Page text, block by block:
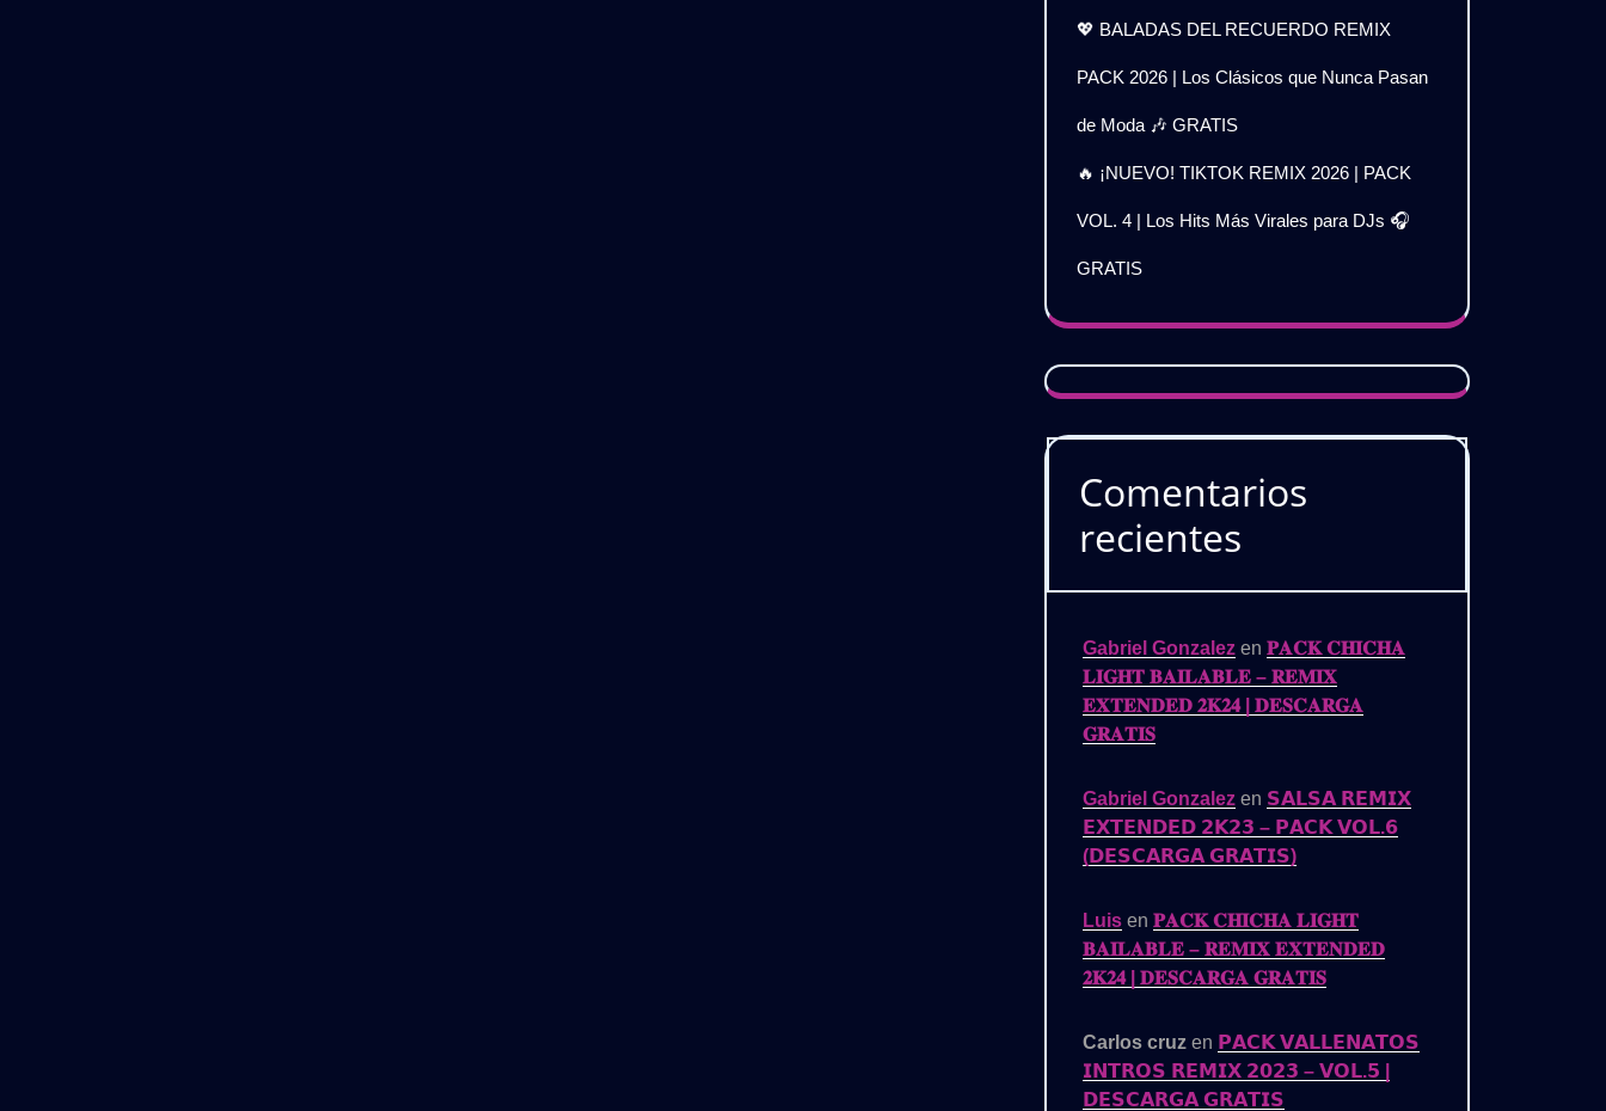
💖 BALADAS DEL RECUERDO REMIX
PACK 2026 | Los Clásicos que Nunca Pasan
de Moda 🎶 GRATIS
🔥 ¡NUEVO! TIKTOK REMIX 2026 | PACK
VOL. 4 | Los Hits Más Virales para DJs 🎧
GRATIS
Comentarios
recientes
Gabriel Gonzalez en 𝐏𝐀𝐂𝐊 𝐂𝐇𝐈𝐂𝐇𝐀
𝐋𝐈𝐆𝐇𝐓 𝐁𝐀𝐈𝐋𝐀𝐁𝐋𝐄 – 𝐑𝐄𝐌𝐈𝐗
𝐄𝐗𝐓𝐄𝐍𝐃𝐄𝐃 𝟐𝐊𝟐𝟒 | 𝐃𝐄𝐒𝐂𝐀𝐑𝐆𝐀
𝐆𝐑𝐀𝐓𝐈𝐒
Gabriel Gonzalez en 𝗦𝗔𝗟𝗦𝗔 𝗥𝗘𝗠𝗜𝗫
𝗘𝗫𝗧𝗘𝗡𝗗𝗘𝗗 𝟮𝗞𝟮𝟯 – 𝗣𝗔𝗖𝗞 𝗩𝗢𝗟.𝟲
(𝗗𝗘𝗦𝗖𝗔𝗥𝗚𝗔 𝗚𝗥𝗔𝗧𝗜𝗦)
Luis en 𝐏𝐀𝐂𝐊 𝐂𝐇𝐈𝐂𝐇𝐀 𝐋𝐈𝐆𝐇𝐓
𝐁𝐀𝐈𝐋𝐀𝐁𝐋𝐄 – 𝐑𝐄𝐌𝐈𝐗 𝐄𝐗𝐓𝐄𝐍𝐃𝐄𝐃
𝟐𝐊𝟐𝟒 | 𝐃𝐄𝐒𝐂𝐀𝐑𝐆𝐀 𝐆𝐑𝐀𝐓𝐈𝐒
Carlos cruz en 𝗣𝗔𝗖𝗞 𝗩𝗔𝗟𝗟𝗘𝗡𝗔𝗧𝗢𝗦
𝗜𝗡𝗧𝗥𝗢𝗦 𝗥𝗘𝗠𝗜𝗫 𝟮𝟬𝟮𝟯 – 𝗩𝗢𝗟.𝟱 |
𝗗𝗘𝗦𝗖𝗔𝗥𝗚𝗔 𝗚𝗥𝗔𝗧𝗜𝗦